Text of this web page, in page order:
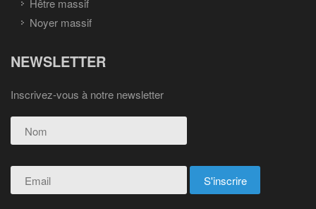
Hêtre massif
Noyer massif
NEWSLETTER
Inscrivez-vous à notre newsletter